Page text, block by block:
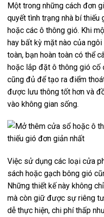
Một trong những cách đơn
quyết tình trạng nhà bí
hoặc các ô thông gió. Khi
hay bất kỳ mặt nào của
toàn, bạn hoàn toàn có thể
hoặc lắp đặt ô thông gió cố
cũng đủ để tạo ra điểm
được lưu thông tốt hơn và
vào không gian sống.
Việc sử dụng các loại cửa
sách hoặc gạch bông gió
Những thiết kế này không
mà còn giữ được sự riêng
dễ thực hiện, chi phí thấp